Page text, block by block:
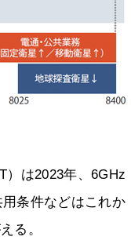
）は2023年、6GHz
条件などはこれか
る。